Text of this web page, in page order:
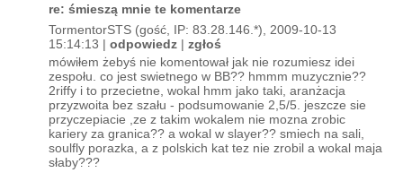
re: śmieszą mnie te komentarze
TormentorSTS (gość, IP: 83.28.146.*), 2009-10-13
15:14:13 |odpowiedz |zgłoś
mówiłem żebyś nie komentował jak nie rozumiesz idei
zespołu. co jest swietnego w BB?? hmmm muzycznie??
2riffy i to przecietne, wokal hmm jako taki, aranżacja
przyzwoita bez szału - podsumowanie 2,5/5. jeszcze sie
przyczepiacie ,ze z takim wokalem nie mozna zrobic
kariery za granica?? a wokal w slayer?? smiech na sali,
soulfly porazka, a z polskich kat tez nie zrobil a wokal maja
słaby???